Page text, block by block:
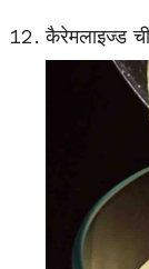
कैरेमलाइज्ड